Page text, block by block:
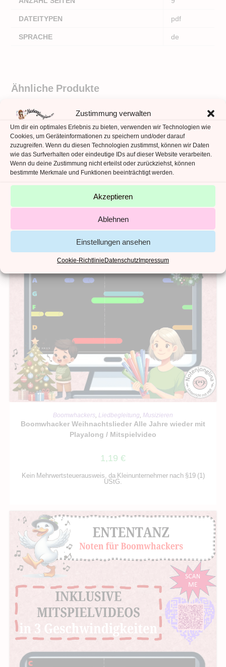
Zustimmung verwalten
Um dir ein optimales Erlebnis zu bieten, verwenden wir Technologien wie
Cookies, um Geräteinformationen zu speichern und/oder darauf
zuzugreifen. Wenn du diesen Technologien zustimmst, können wir Daten
wie das Surfverhalten oder eindeutige IDs auf dieser Website verarbeiten.
Wenn du deine Zustimmung nicht erteilst oder zurückziehst, können
bestimmte Merkmale und Funktionen beeinträchtigt werden.
Akzeptieren
Ablehnen
Einstellungen ansehen
Cookie-RichtlinieDatenschutzImpressum
DATEITYPEN
pdf
SPRACHE
de
Ähnliche Produkte
IN DEN WARENKORB
Boomwhackers, Liedbegleitung, Musizieren
Boomwhacker Weihnachtslieder Alle Jahre wieder mit
Playalong / Mitspielvideo
1,19 €
Kein Mehrwertsteuerausweis, da Kleinunternehmer nach §19 (1)
UStG.